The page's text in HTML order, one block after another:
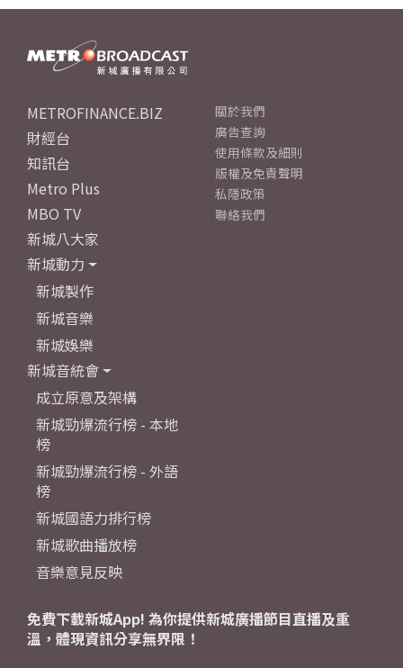
METROFINANCE.BIZ
財經台
知訊台
Metro Plus
MBO TV
新城八大家
新城動力
新城製作
新城音樂
新城娛樂
新城音統會
成立原意及架構
新城勁爆流行榜 - 本地
榜
新城勁爆流行榜 - 外語
榜
新城國語力排行榜
新城歌曲播放榜
音樂意見反映
關於我們
廣告查詢
使用條款及細則
版權及免責聲明
私隱政策
聯絡我們
免費下載新城App! 為你提供新城廣播節目直播及重
溫，體現資訊分享無界限！